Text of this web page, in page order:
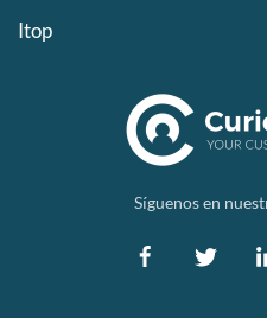
Itop
Síguenos en